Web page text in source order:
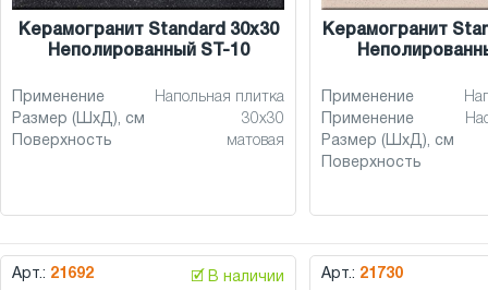
Керамогранит Standard 30x30
Неполированный ST-10
Применение
Напольная плитка
Размер (ШхД), см
30x30
Поверхность
матовая
Керамогранит
Применение
Применение
Размер (ШхД), см
Поверхность
Арт.: 21692 🗹 В наличии Арт.: 21730